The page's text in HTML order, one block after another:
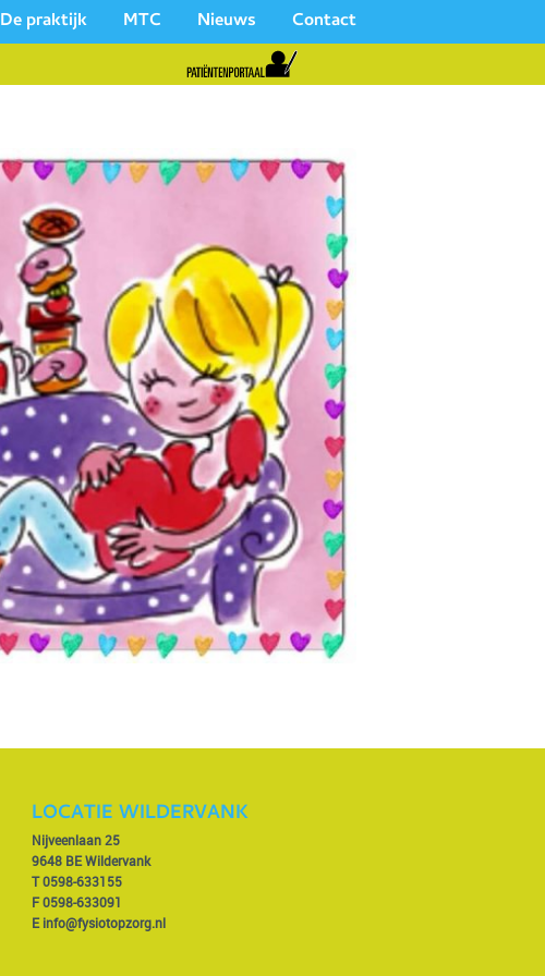
De praktijk MTC Nieuws Contact
LOCATIE WILDERVANK
Nijveenlaan 25
9648 BE Wildervank
T0598-633155
F 0598-633091
Einfo@fysiotopzorg.nl